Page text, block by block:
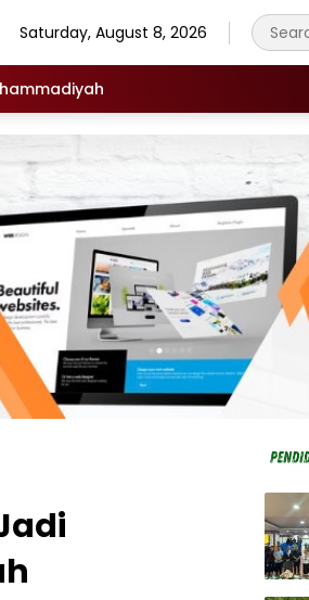
Saturday, August 8, 2026